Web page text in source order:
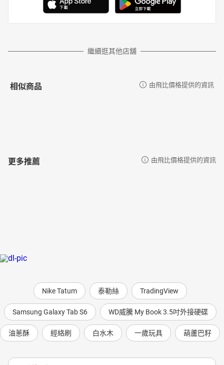
繼續逛其他店舖
相似商品 由飛比價格提供的資訊
更多推薦 由飛比價格提供的資訊
Nike Tatum 泰勒絲 TradingView
Samsung Galaxy Tab S6 WD威騰 My Book 3.5吋外接硬碟
油蔥酥 經絡刷 白水木 一歲玩具 葫蘆巴籽